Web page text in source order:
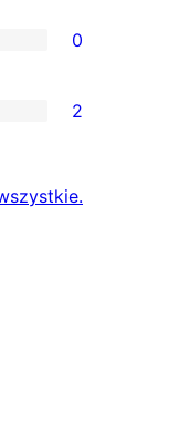
0
2
recenzje
.